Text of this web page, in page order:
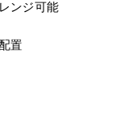
ンジ可能
置